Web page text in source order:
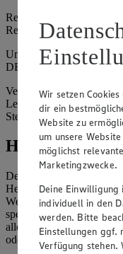
Registergericht:
Registernummer: HRA
Umsatzsteuer-
DE261968694
Vertretungsberechtigte:
Lehmann
Stefan Legat
Hinweise
Der Inhalt dieser Website
Herausgeber gewährt
Website bereitgestellten
speichern und zu
allerdings die
oder Grafiken aus dieser
Wir setzen
dir ein
Website zu
um unsere
möglichst
Marketingzwecke.
Deine
individuell in den
werden. Bitte
Einstellungen ggf.
Verfügung stehen.